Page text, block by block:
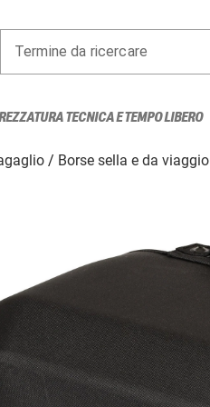
Termine da ricercare
TECNICA E TEMPO LIBERO
Borse sella e da viaggio